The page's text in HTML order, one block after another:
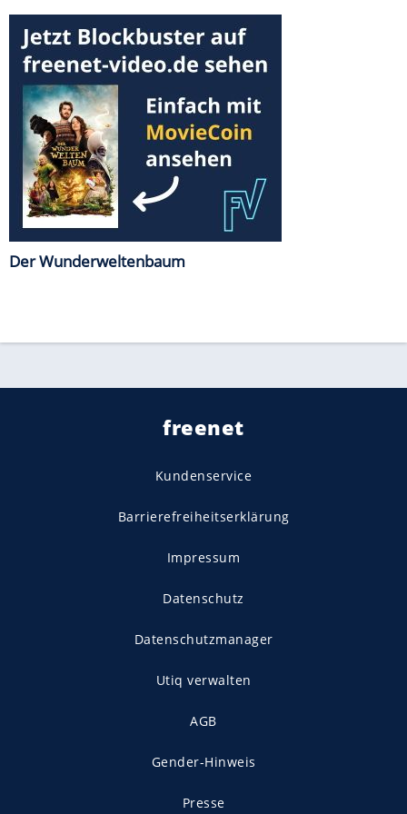
Der Wunderweltenbaum
freenet
Kundenservice
Barrierefreiheitserklärung
Impressum
Datenschutz
Datenschutzmanager
Utiq verwalten
AGB
Gender-Hinweis
Presse